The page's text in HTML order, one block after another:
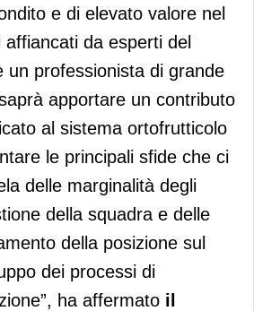
e di elevato valore nel
da esperti del
un professionista di grande
apportare un contributo
al sistema ortofrutticolo
le principali sfide che ci
delle marginalità degli
della squadra e delle
della posizione sul
dei processi di
ha affermato il